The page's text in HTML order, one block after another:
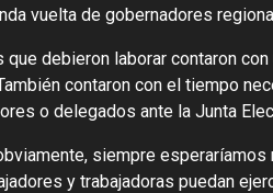
vuelta de gobernadores
debieron laborar contaron
contaron con el tiempo
o delegados ante la Junta
siempre
y trabajadoras puedan